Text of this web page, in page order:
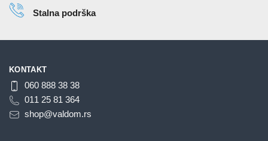
Stalna podrška
KONTAKT
060 888 38 38
011 25 81 364
shop@valdom.rs